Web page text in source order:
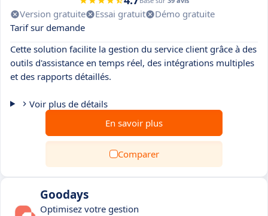
Version gratuite Essai gratuit
Démo gratuite
Tarif sur demande
Cette solution facilite la gestion du service client grâce à des
outils d'assistance en temps réel, des intégrations multiples
et des rapports détaillés.
Voir plus de détails
En savoir plus
Comparer
Goodays
Optimisez votre gestion